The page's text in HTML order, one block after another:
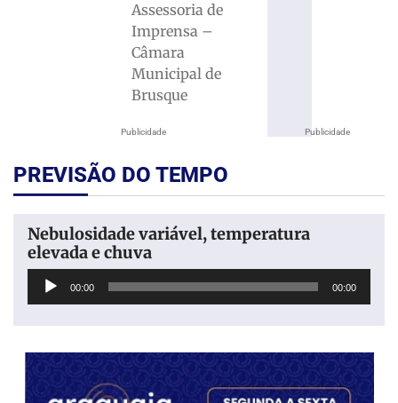
Publicidade
Assessoria de
Imprensa –
Câmara
Municipal de
Brusque
Publicidade
PREVISÃO DO TEMPO
Nebulosidade variável, temperatura
elevada e chuva
Tocador
00:00 00:00